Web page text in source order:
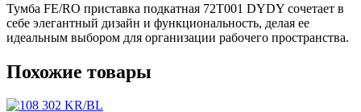
Тумба FE/RO приставка подкатная 72T001 DYDY сочетает в
себе элегантный дизайн и функциональность, делая ее
идеальным выбором для организации рабочего пространства.
Похожие товары